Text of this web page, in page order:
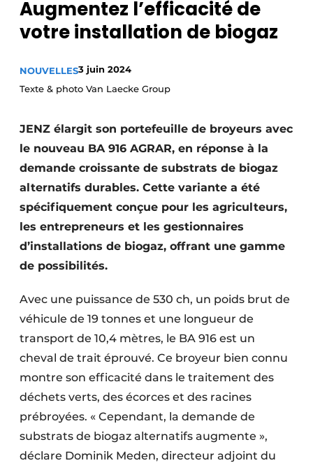
Podcasts
Privacy / Cookie statement
S’inscrire
Termes et conditions
Augmentez l’efficacité de
votre installation de biogaz
NOUVELLES3 juin 2024
Texte & photo Van Laecke Group
JENZ élargit son portefeuille de broyeurs avec
le nouveau BA 916 AGRAR, en réponse à la
demande croissante de substrats de biogaz
alternatifs durables. Cette variante a été
spécifiquement conçue pour les agriculteurs,
les entrepreneurs et les gestionnaires
d’installations de biogaz, offrant une gamme
de possibilités.
Avec une puissance de 530 ch, un poids brut de
véhicule de 19 tonnes et une longueur de
transport de 10,4 mètres, le BA 916 est un
cheval de trait éprouvé. Ce broyeur bien connu
montre son efficacité dans le traitement des
déchets verts, des écorces et des racines
prébroyées. « Cependant, la demande de
substrats de biogaz alternatifs augmente »,
déclare Dominik Meden, directeur adjoint du